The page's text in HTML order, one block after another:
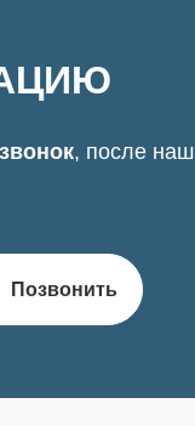
, после
Позвонить